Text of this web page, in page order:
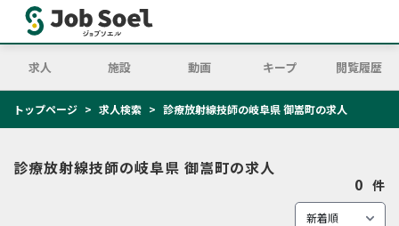
求人 施設 動画 キープ 閲覧履歴
トップページ 求人検索 診療放射線技師の岐阜県 御嵩町の求人
診療放射線技師の岐阜県 御嵩町の求人
0 件